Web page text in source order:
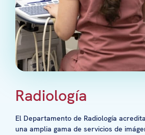
Radiología
El Departamento de Radiología
una amplia gama de servicios de